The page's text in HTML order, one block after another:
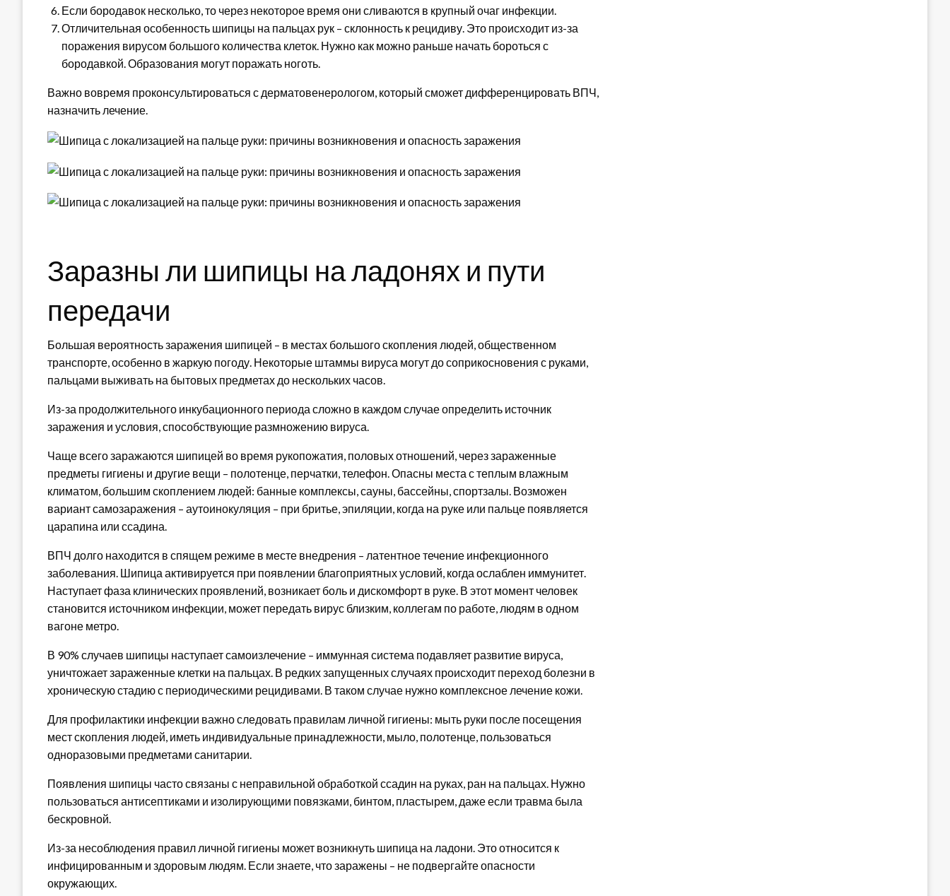
Если бородавок несколько, то через некоторое время они сливаются в крупный очаг инфекции.
Отличительная особенность шипицы на пальцах рук – склонность к рецидиву. Это происходит из-за
поражения вирусом большого количества клеток. Нужно как можно раньше начать бороться с
бородавкой. Образования могут поражать ноготь.
Важно вовремя проконсультироваться с дерматовенерологом, который сможет дифференцировать ВПЧ,
назначить лечение.
Заразны ли шипицы на ладонях и пути
передачи
Большая вероятность заражения шипицей – в местах большого скопления людей, общественном
транспорте, особенно в жаркую погоду. Некоторые штаммы вируса могут до соприкосновения с руками,
пальцами выживать на бытовых предметах до нескольких часов.
Из-за продолжительного инкубационного периода сложно в каждом случае определить источник
заражения и условия, способствующие размножению вируса.
Чаще всего заражаются шипицей во время рукопожатия, половых отношений, через зараженные
предметы гигиены и другие вещи – полотенце, перчатки, телефон. Опасны места с теплым влажным
климатом, большим скоплением людей: банные комплексы, сауны, бассейны, спортзалы. Возможен
вариант самозаражения – аутоинокуляция – при бритье, эпиляции, когда на руке или пальце появляется
царапина или ссадина.
ВПЧ долго находится в спящем режиме в месте внедрения – латентное течение инфекционного
заболевания. Шипица активируется при появлении благоприятных условий, когда ослаблен иммунитет.
Наступает фаза клинических проявлений, возникает боль и дискомфорт в руке. В этот момент человек
становится источником инфекции, может передать вирус близким, коллегам по работе, людям в одном
вагоне метро.
В 90% случаев шипицы наступает самоизлечение – иммунная система подавляет развитие вируса,
уничтожает зараженные клетки на пальцах. В редких запущенных случаях происходит переход болезни в
хроническую стадию с периодическими рецидивами. В таком случае нужно комплексное лечение кожи.
Для профилактики инфекции важно следовать правилам личной гигиены: мыть руки после посещения
мест скопления людей, иметь индивидуальные принадлежности, мыло, полотенце, пользоваться
одноразовыми предметами санитарии.
Появления шипицы часто связаны с неправильной обработкой ссадин на руках, ран на пальцах. Нужно
пользоваться антисептиками и изолирующими повязками, бинтом, пластырем, даже если травма была
бескровной.
Из-за несоблюдения правил личной гигиены может возникнуть шипица на ладони. Это относится к
инфицированным и здоровым людям. Если знаете, что заражены – не подвергайте опасности
окружающих.